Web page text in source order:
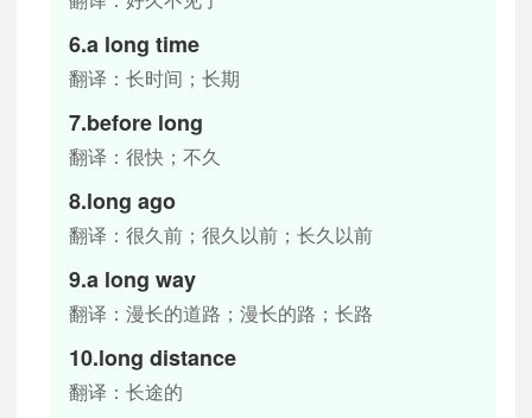
6.a long time
翻译：长时间；长期
7.before long
翻译：很快；不久
8.long ago
翻译：很久前；很久以前；长久以前
9.a long way
翻译：漫长的道路；漫长的路；长路
10.long distance
翻译：长途的